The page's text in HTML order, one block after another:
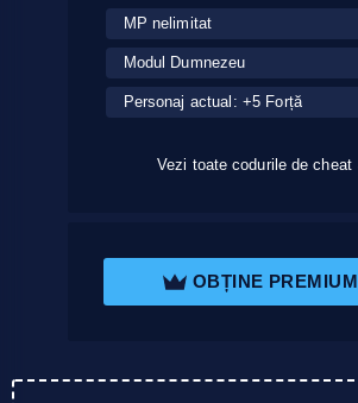
MP nelimitat
Modul Dumnezeu
Personaj actual: +5 Forță
Vezi toate codurile de cheat
OBȚINE PREMIUM